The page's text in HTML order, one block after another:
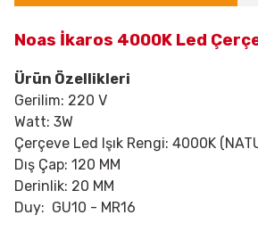
Noas İkaros 4000K Led
Ürün Özellikleri
Gerilim: 220 V
Watt: 3W
Çerçeve Led Işık Rengi: 4000K
Dış Çap: 120 MM
Derinlik: 20 MM
Duy: GU10 - MR16